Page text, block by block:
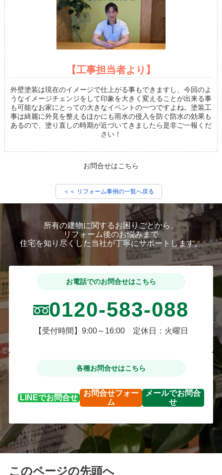
【工事担当者より】
外壁塗装は現在のイメージで仕上がる事もできますし、今回のよ
うなイメージチェンジをして印象を大きく変えることが出来る事
も可能なお家にとっての大きなイベントの一つですよね。塗装工
事は綺麗に外見を整えるほかにも雨水の侵入を防ぐ防水の効果も
あるので、塗り直しの時期が近づいてきましたら是非ご一報くだ
さい！
お問合せはこちら
＜＜ リフォーム事例の一覧へ戻る
所有の建物に関するお困りごとから、
リフォーム後のお悩みまで
住宅を知り尽くした当社が丁寧にサポートします。
お電話でのお問合せはこちら
0120-583-088
【受付時間】9:00～16:00 定休日：火曜日
各種お問合せはこちら
LINEでお問合せ
お問合せフォー
ム
メールでお問合
せ
このページの先頭へ